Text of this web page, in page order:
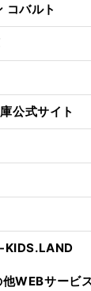
コバルト
公式サイト
KIDS.LAND
他WEBサービ